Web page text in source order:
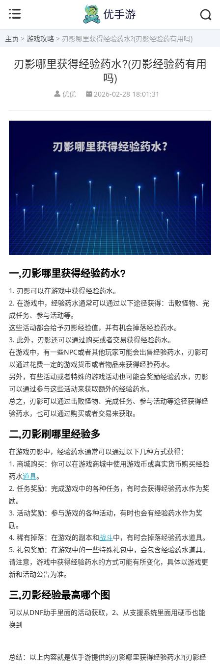
主页 > 游戏攻略 > 刃影哪里获得经验药水?(刃影经验药有用吗)
刃影哪里获得经验药水?(刃影经验药有用
吗)
优优 2026-02-28 18:01:31
一,刃影哪里获得经验药水?
1. 刃影可以在游戏中获得经验药水。
2. 在游戏中，经验药水通常可以通过以下途径获得：击败怪物、完
成任务、参与活动等。
这些活动都会给予刃影经验值，并有机会掉落经验药水。
3. 此外，刃影还可以通过购买或者交易获得经验药水。
在游戏中，有一些NPC或者其他玩家可能会出售经验药水，刃影可
以通过花费一定的游戏货币或者物品来获得经验药水。
另外，有些活动或者特殊的游戏活动也可能会奖励经验药水，刃影
可以通过参与这些活动来获取额外的经验药水。
总之，刃影可以通过击败怪物、完成任务、参与活动等途径获得经
验药水，也可以通过购买或者交易来获取。
二,刃影刷哪里经验多
在游戏刃影中，经验药水通常可以通过以下几种方式获得：
1. 商城购买：你可以在游戏商城中使用游戏币或真实货币购买经验
药水道具。
2. 任务奖励：完成游戏中的各种任务，有时会获得经验药水作为奖
励。
3. 活动奖励：参与游戏的各种活动，有时也会有经验药水作为奖
励。
4. 稀有掉落：在游戏的副本和战斗中，有时会掉落经验药水道具。
5. 礼包奖励：在游戏中的一些特殊礼包中，会包含经验药水道具。
请注意，游戏中获得经验药水的方式可能有所变化，具体以游戏更
新和活动公告为准。
三,刃影经验最高哪个图
可以从DNF助手里面的活动获取，2、从支援系统里面用硬币也能
换到
总结：以上内容就是优手游提供的刃影哪里获得经验药水?(刃影经